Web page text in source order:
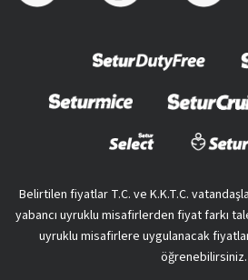
Belirtilen fiyatlar T.C. ve K.K.T.C.
yabancı uyruklu misafirlerden fiyat farkı
uyruklu misafirlere uygulanacak
öğrenebilirsiniz.